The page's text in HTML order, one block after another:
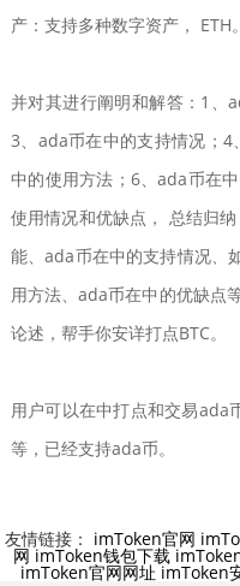
产：支持多种数字资产， ETH。
并对其进行阐明和解答：1、
3、ada币在中的支持情况；
中的使用方法；6、ada币在
使用情况和优缺点， 总结归
能、ada币在中的支持情况、
用方法、ada币在中的优缺点
论述，帮手你安详打点BTC。
用户可以在中打点和交易ada
等，已经支持ada币。
友情链接： imToken官网
网 imToken钱包下载
imToken官网网址 imToken